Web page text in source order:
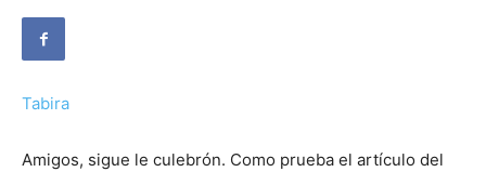
Tabira
Amigos, sigue le culebrón. Como prueba el artículo del